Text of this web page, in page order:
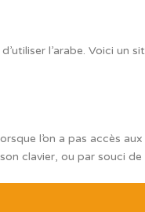
l’arabe. Voici un
l’on a pas accès aux
clavier, ou par souci de